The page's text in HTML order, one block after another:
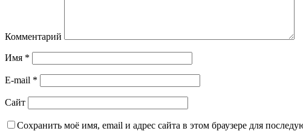
Комментарий
Имя *
E-mail *
Сайт
Сохранить моё имя, email и адрес сайта в этом браузере для